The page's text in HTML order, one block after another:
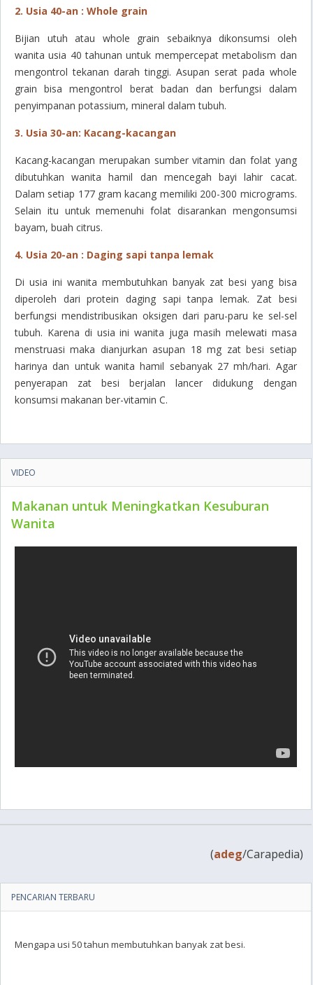
2. Usia 40-an : Whole grain
Bijian utuh atau whole grain sebaiknya dikonsumsi oleh
wanita usia 40 tahunan untuk mempercepat metabolism dan
mengontrol tekanan darah tinggi. Asupan serat pada whole
grain bisa mengontrol berat badan dan berfungsi dalam
penyimpanan potassium, mineral dalam tubuh.
3. Usia 30-an: Kacang-kacangan
Kacang-kacangan merupakan sumber vitamin dan folat yang
dibutuhkan wanita hamil dan mencegah bayi lahir cacat.
Dalam setiap 177 gram kacang memiliki 200-300 micrograms.
Selain itu untuk memenuhi folat disarankan mengonsumsi
bayam, buah citrus.
4. Usia 20-an : Daging sapi tanpa lemak
Di usia ini wanita membutuhkan banyak zat besi yang bisa
diperoleh dari protein daging sapi tanpa lemak. Zat besi
berfungsi mendistribusikan oksigen dari paru-paru ke sel-sel
tubuh. Karena di usia ini wanita juga masih melewati masa
menstruasi maka dianjurkan asupan 18 mg zat besi setiap
harinya dan untuk wanita hamil sebanyak 27 mh/hari. Agar
penyerapan zat besi berjalan lancer didukung dengan
konsumsi makanan ber-vitamin C.
VIDEO
Makanan untuk Meningkatkan Kesuburan
Wanita
(adeg/Carapedia)
PENCARIAN TERBARU
Mengapa usi 50 tahun membutuhkan banyak zat besi.